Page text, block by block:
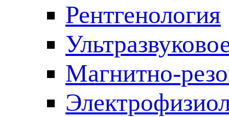
Рентгенология
Магнитно-